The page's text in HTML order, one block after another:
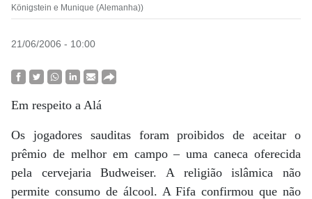
Königstein e Munique (Alemanha))
21/06/2006 - 10:00
Em respeito a Alá
Os jogadores sauditas foram proibidos de aceitar o
prêmio de melhor em campo – uma caneca oferecida
pela cervejaria Budweiser. A religião islâmica não
permite consumo de álcool. A Fifa confirmou que não